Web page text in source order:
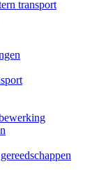
transport